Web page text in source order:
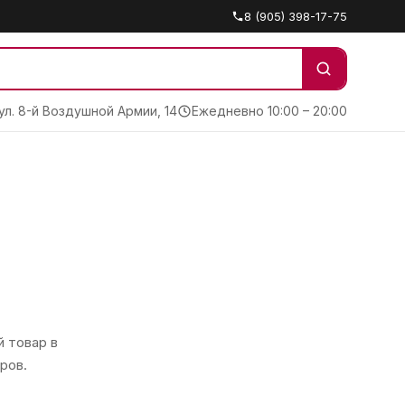
8 (905) 398-17-75
8-й Воздушной Армии, 14 Ежедневно 10:00 – 20:00
товар в